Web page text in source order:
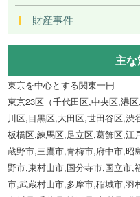
財産事件
主
東京を中心とする関東一円
東京23区（千代田区,中央区,港
川区,目黒区,大田区,世田谷区,
板橋区,練馬区,足立区,葛飾区,江
蔵野市,三鷹市,青梅市,府中市,昭
野市,東村山市,国分寺市,国立市,
市,武蔵村山市,多摩市,稲城市,羽